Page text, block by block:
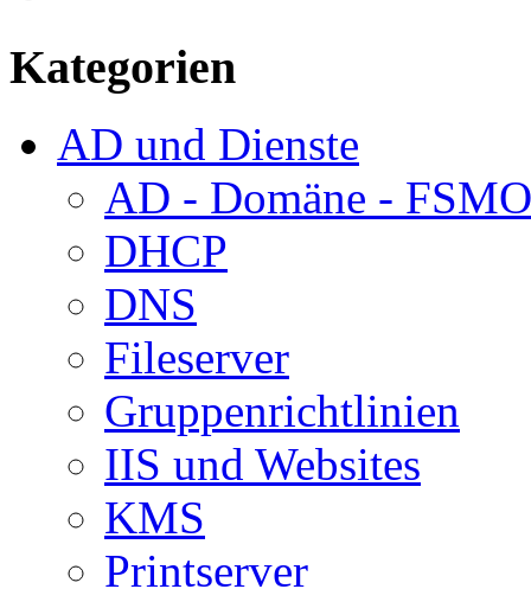
Kategorien
AD und Dienste
AD - Domäne - FSMO
DHCP
DNS
Fileserver
Gruppenrichtlinien
IIS und Websites
KMS
Printserver